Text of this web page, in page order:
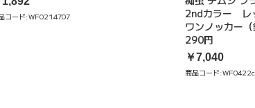
コード:WF0214707
2ndカラー レ
ワンノッカー
290円
￥7,040
商品コード: